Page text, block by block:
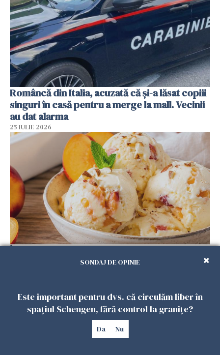
Româncă din Italia, acuzată că și-a lăsat copiii
singuri în casă pentru a merge la mall. Vecinii
au dat alarma
25 IULIE 2026
Înghețata de casă cu nectarine care
cucerește vara. Rețeta fără aparat, gata din
SONDAJ DE OPINIE
Este important pentru dvs. că circulăm liber în
spațiul Schengen, fără control la granițe?
Da Nu